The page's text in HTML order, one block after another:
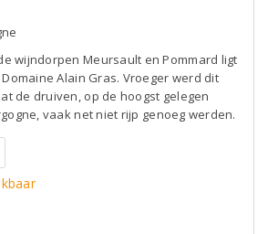
wijndorpen Meursault en Pommard ligt
Alain Gras. Vroeger werd dit
de druiven, op de hoogst gelegen
vaak net niet rijp genoeg werden.